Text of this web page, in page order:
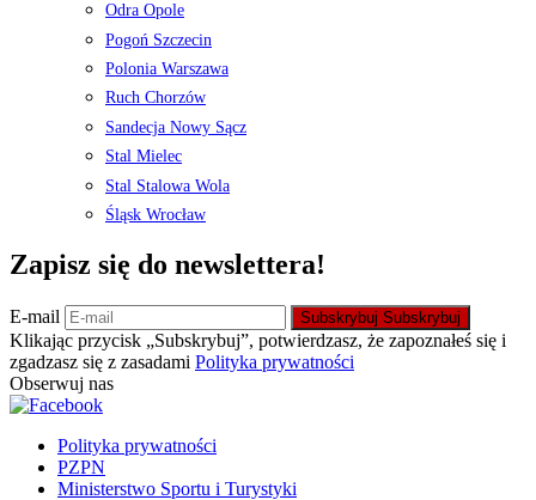
Odra Opole
Pogoń Szczecin
Polonia Warszawa
Ruch Chorzów
Sandecja Nowy Sącz
Stal Mielec
Stal Stalowa Wola
Śląsk Wrocław
Zapisz się do newslettera!
E-mail Subskrybuj Subskrybuj
Klikając przycisk „Subskrybuj”, potwierdzasz, że zapoznałeś się i
zgadzasz się z zasadami Polityka prywatności
Obserwuj nas
Polityka prywatności
PZPN
Ministerstwo Sportu i Turystyki